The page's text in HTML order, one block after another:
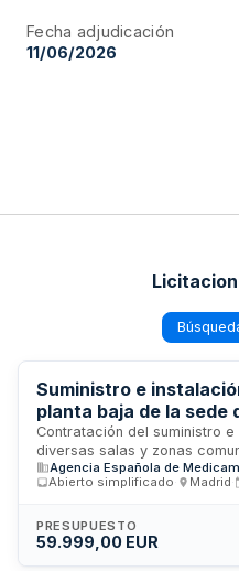
Fecha adjudicación
11/06/2026
Suministro e
planta baja de la sede
de Medicamentos y
Madrid
Contratación del suministro
diversas salas y zonas
del edificio 8 de la Agencia
Productos Sanitarios, situado
Público y se tramita
supersimplificado. La
Agencia Española de
Abierto simplificado
Madrid
PRESUPUESTO
59.999,00 EUR